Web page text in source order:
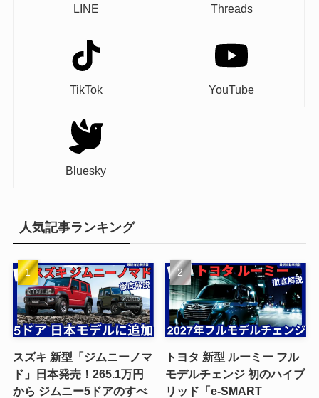
LINE Threads
TikTok YouTube
Bluesky
人気記事ランキング
スズキ 新型「ジムニーノマ
ド」日本発売！265.1万円
から ジムニー5ドアのすべ
トヨタ 新型 ルーミー フル
モデルチェンジ 初のハイブ
リッド「e-SMART